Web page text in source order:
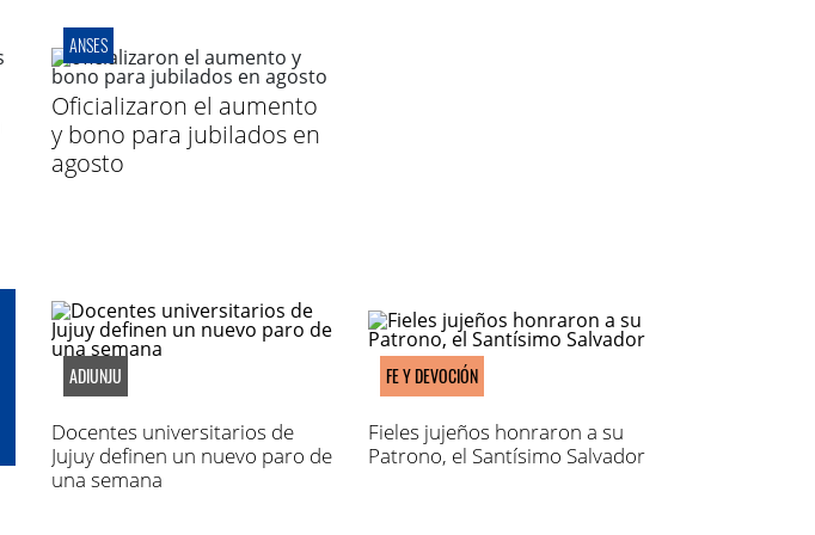
ANSES
Oficializaron el aumento
y bono para jubilados en
agosto
ADIUNJU
Docentes universitarios de
Jujuy definen un nuevo paro de
una semana
FE Y DEVOCIÓN
Fieles jujeños honraron a su
Patrono, el Santísimo Salvador